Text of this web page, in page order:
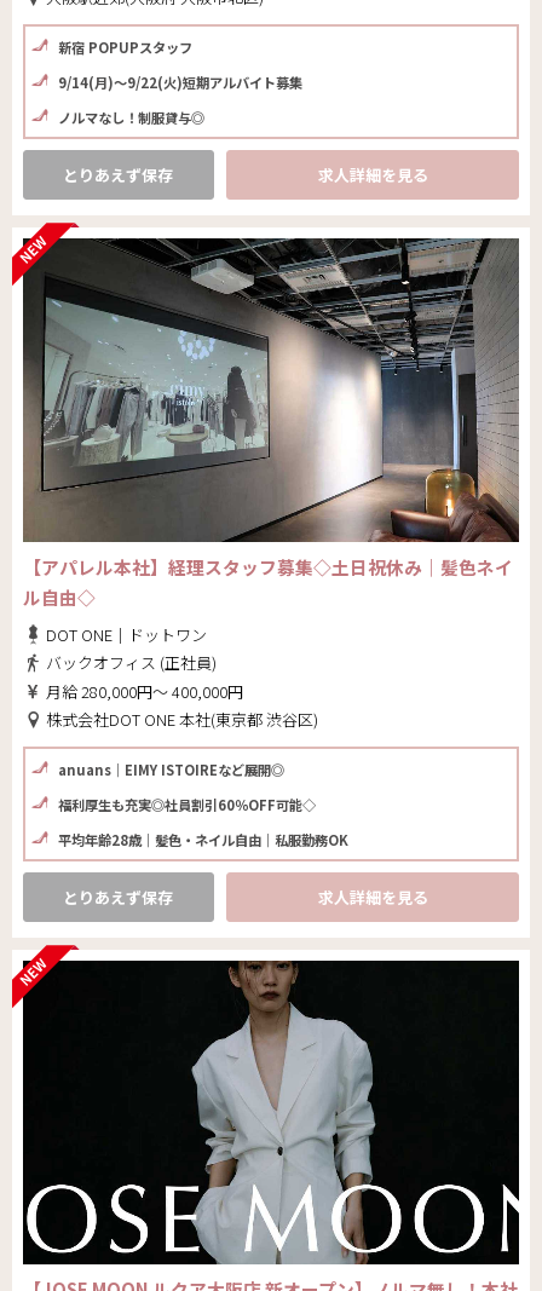
新宿 POPUPスタッフ
9/14(月)～9/22(火)短期アルバイト募集
ノルマなし！制服貸与◎
とりあえず保存 求人詳細を見る
【アパレル本社】経理スタッフ募集◇土日祝休み｜髪色ネイ
ル自由◇
DOT ONE｜ドットワン
バックオフィス (正社員)
月給 280,000円～ 400,000円
株式会社DOT ONE 本社(東京都 渋谷区)
anuans｜EIMY ISTOIREなど展開◎
福利厚生も充実◎社員割引60％OFF可能◇
平均年齢28歳｜髪色・ネイル自由｜私服勤務OK
とりあえず保存 求人詳細を見る